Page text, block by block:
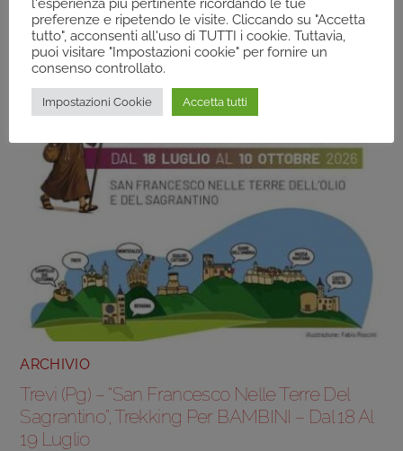
ARCHIVIO
Trevi (Pg) – “San Francesco Nelle Terre Del
Sagrantino”, Trekking Per BAMBINI – Dal 18 Al
19 Luglio
preferenze e ripetendo le visite. Cliccando su "Accetta
tutto", acconsenti all'uso di TUTTI i cookie. Tuttavia,
puoi visitare "Impostazioni cookie" per fornire un
consenso controllato.
Impostazioni Cookie Accetta tutti